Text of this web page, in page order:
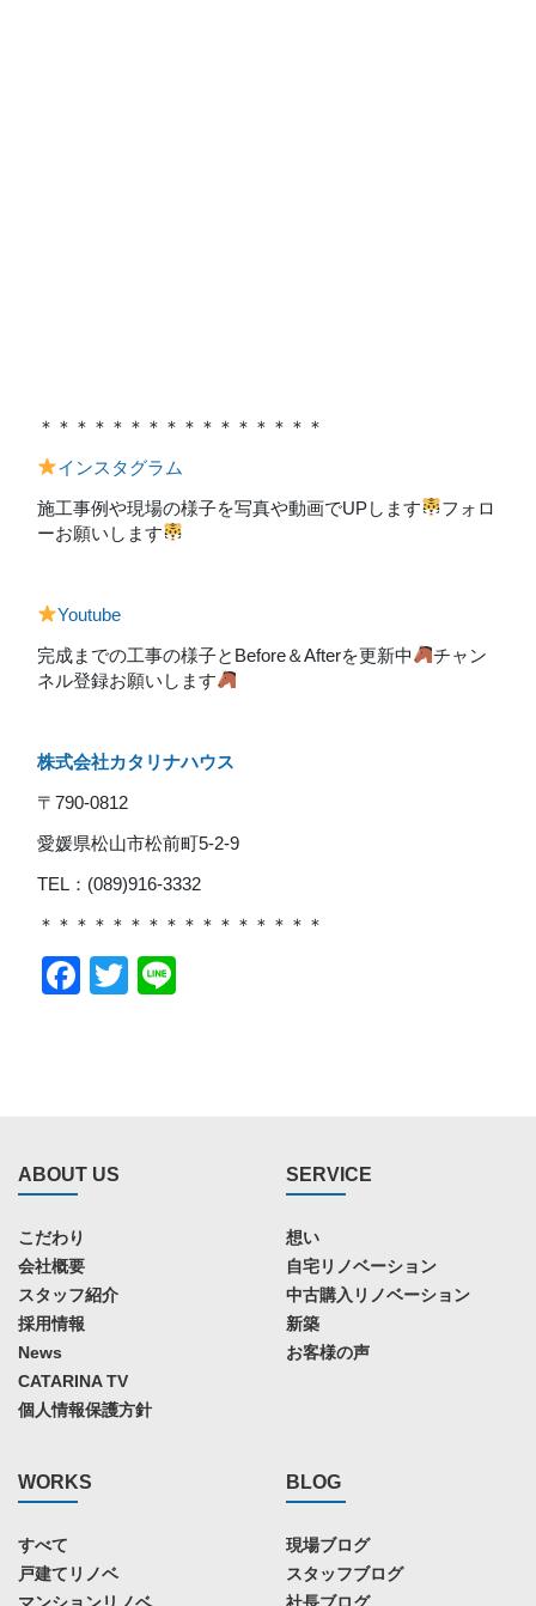
＊＊＊＊＊＊＊＊＊＊＊＊＊＊＊＊
インスタグラム
施工事例や現場の様子を写真や動画でUPします
フォロ
ーお願いします
Youtube
完成までの工事の様子とBefore＆Afterを更新中
チャン
ネル登録お願いします
株式会社カタリナハウス
〒790-0812
愛媛県松山市松前町5-2-9
TEL：(089)916-3332
＊＊＊＊＊＊＊＊＊＊＊＊＊＊＊＊
Facebook
Twitter
ABOUT US
こだわり
会社概要
スタッフ紹介
採用情報
News
CATARINA TV
個人情報保護方針
SERVICE
想い
自宅リノベーション
中古購入リノベーション
新築
お客様の声
WORKS
すべて
戸建てリノベ
BLOG
現場ブログ
スタッフブログ